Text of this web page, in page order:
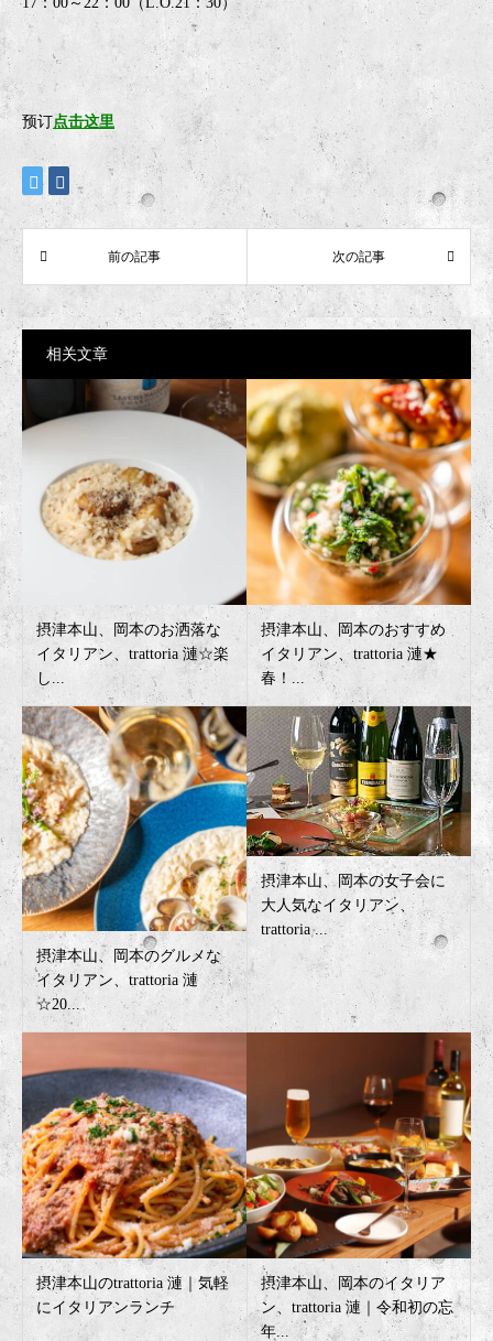
预订点击这里
相关文章
摂津本山、岡本のお洒落な
イタリアン、trattoria 漣☆楽
し...
摂津本山、岡本のおすすめ
イタリアン、trattoria 漣★
春！...
摂津本山、岡本のグルメな
イタリアン、trattoria 漣
☆20...
摂津本山、岡本の女子会に
大人気なイタリアン、
trattoria ...
摂津本山のtrattoria 漣｜気軽
にイタリアンランチ
摂津本山、岡本のイタリア
ン、trattoria 漣｜令和初の忘
年...